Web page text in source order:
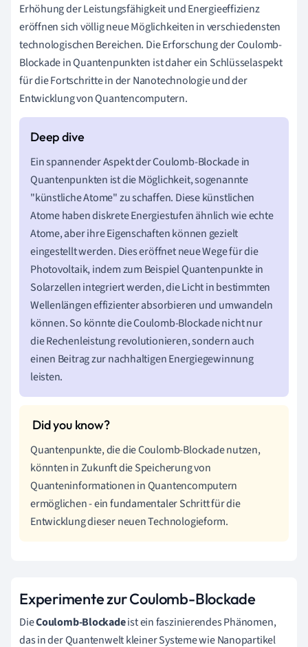
Erhöhung der Leistungsfähigkeit und Energieeffizienz
eröffnen sich völlig neue Möglichkeiten in verschiedensten
technologischen Bereichen. Die Erforschung der Coulomb-
Blockade in Quantenpunkten ist daher ein Schlüsselaspekt
für die Fortschritte in der Nanotechnologie und der
Entwicklung von Quantencomputern.
Ein spannender Aspekt der Coulomb-Blockade in
Quantenpunkten ist die Möglichkeit, sogenannte
"künstliche Atome" zu schaffen. Diese künstlichen
Atome haben diskrete Energiestufen ähnlich wie echte
Atome, aber ihre Eigenschaften können gezielt
eingestellt werden. Dies eröffnet neue Wege für die
Photovoltaik, indem zum Beispiel Quantenpunkte in
Solarzellen integriert werden, die Licht in bestimmten
Wellenlängen effizienter absorbieren und umwandeln
können. So könnte die Coulomb-Blockade nicht nur
die Rechenleistung revolutionieren, sondern auch
einen Beitrag zur nachhaltigen Energiegewinnung
leisten.
Quantenpunkte, die die Coulomb-Blockade nutzen,
könnten in Zukunft die Speicherung von
Quanteninformationen in Quantencomputern
ermöglichen - ein fundamentaler Schritt für die
Entwicklung dieser neuen Technologieform.
Experimente zur Coulomb-Blockade
DieCoulomb-Blockadeist ein faszinierendes Phänomen,
das in der Quantenwelt kleiner Systeme wie Nanopartikel